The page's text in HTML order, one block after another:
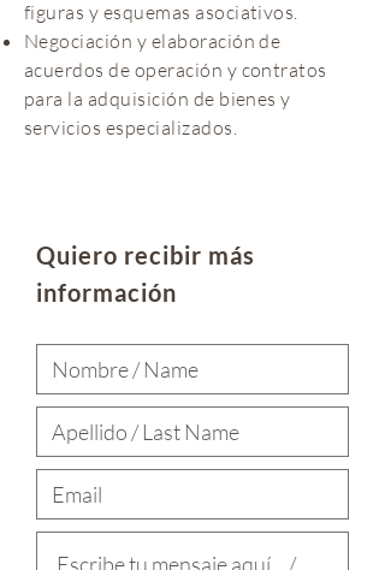
figuras y esquemas asociativos.
Negociación y elaboración de
acuerdos de operación y contratos
para la adquisición de bienes y
servicios especializados.
Quiero recibir más
información